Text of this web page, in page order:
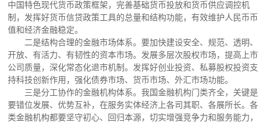
中国特色现代货币政策框架，完善基础货币投放和货币供应调控机
制，发挥好货币信贷政策工具的总量和结构功能，有效维护人民币币
值和经济金融稳定。
二是结构合理的金融市场体系。要加快建设安全、规范、透明、
开放、有活力、有韧性的资本市场。发展多层次股权市场，提高上市
公司质量，深化常态化退市机制。发挥好创业投资、私募股权投资支
持科技创新作用，强化债券市场、货币市场、外汇市场功能。
三是分工协作的金融机构体系。我国金融机构门类齐全，关键是
要错位发展、优势互补，在服务实体经济上各司其职、各展所长。各
类金融机构都要坚守初心、回归本源，切实增强竞争力和服务能力，